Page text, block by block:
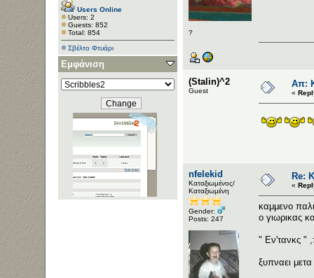
Users Online
Users: 2
Guests: 852
Total: 854
Σβέλτο Φτυάρι
Εμφάνιση
?
(Stalin)^2
Guest
Απ:
«
nfelekid
Καταξιωμένος/
Καταξιωμένη
Gender:
Posts: 247
Re:
«
καμμενο
ο γιωρικας
" Εν'τανκς "
ξυπναει